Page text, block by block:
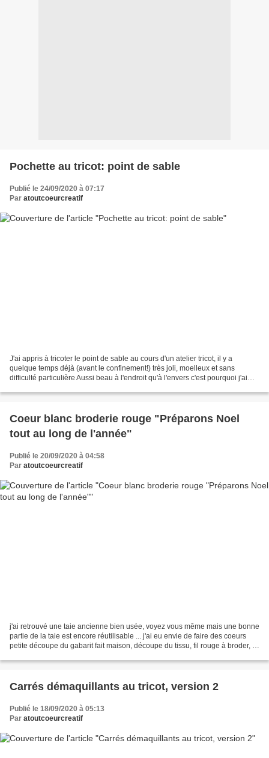
Pochette au tricot: point de sable
Publié le 24/09/2020 à 07:17
Par atoutcoeurcreatif
J'ai appris à tricoter le point de sable au cours d'un atelier tricot, il y a
quelque temps déjà (avant le confinement!) très joli, moelleux et sans
difficulté particulière Aussi beau à l'endroit qu'à l'envers c'est pourquoi j'ai
Coeur blanc broderie rouge "Préparons Noel
tout au long de l'année"
Publié le 20/09/2020 à 04:58
Par atoutcoeurcreatif
j'ai retrouvé une taie ancienne bien usée, voyez vous même mais une bonne
partie de la taie est encore réutilisable ... j'ai eu envie de faire des coeurs
petite découpe du gabarit fait maison, découpe du tissu, fil rouge à broder, je
Carrés démaquillants au tricot, version 2
Publié le 18/09/2020 à 05:13
Par atoutcoeurcreatif